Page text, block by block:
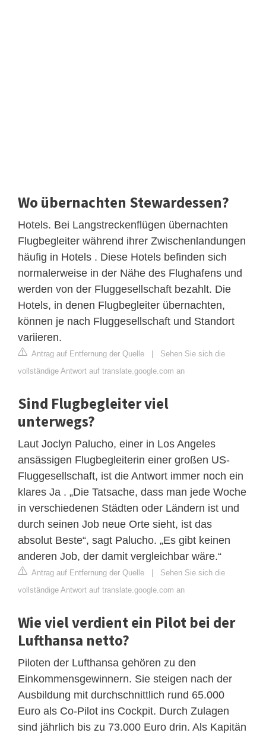
Wo übernachten Stewardessen?
Hotels. Bei Langstreckenflügen übernachten
Flugbegleiter während ihrer Zwischenlandungen
häufig in Hotels . Diese Hotels befinden sich
normalerweise in der Nähe des Flughafens und
werden von der Fluggesellschaft bezahlt. Die
Hotels, in denen Flugbegleiter übernachten,
können je nach Fluggesellschaft und Standort
variieren.
Antrag auf Entfernung der Quelle | Sehen Sie sich die
vollständige Antwort auf translate.google.com an
Sind Flugbegleiter viel
unterwegs?
Laut Joclyn Palucho, einer in Los Angeles
ansässigen Flugbegleiterin einer großen US-
Fluggesellschaft, ist die Antwort immer noch ein
klares Ja . „Die Tatsache, dass man jede Woche
in verschiedenen Städten oder Ländern ist und
durch seinen Job neue Orte sieht, ist das
absolut Beste“, sagt Palucho. „Es gibt keinen
anderen Job, der damit vergleichbar wäre.“
Antrag auf Entfernung der Quelle | Sehen Sie sich die
vollständige Antwort auf translate.google.com an
Wie viel verdient ein Pilot bei der
Lufthansa netto?
Piloten der Lufthansa gehören zu den
Einkommensgewinnern. Sie steigen nach der
Ausbildung mit durchschnittlich rund 65.000
Euro als Co-Pilot ins Cockpit. Durch Zulagen
sind jährlich bis zu 73.000 Euro drin. Als Kapitän